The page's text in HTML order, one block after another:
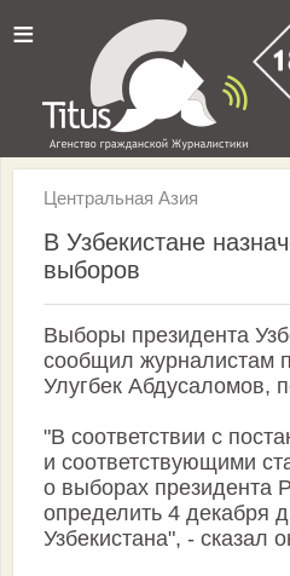
≡
Центральная Азия
В Узбекистане
выборов
Выборы президента
сообщил журналистам
Улугбек Абдусаломов,
"В соответствии с
и соответствующими
о выборах президента
определить 4 декабря
Узбекистана", - сказал